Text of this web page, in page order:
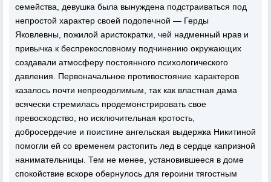
семейства, девушка была вынуждена подстраиваться под
непростой характер своей подопечной — Герды
Яковлевны, пожилой аристократки, чей надменный нрав и
привычка к беспрекословному подчинению окружающих
создавали атмосферу постоянного психологического
давления. Первоначальное противостояние характеров
казалось почти непреодолимым, так как властная дама
всячески стремилась продемонстрировать свое
превосходство, но исключительная кротость,
добросердечие и поистине ангельская выдержка Никитиной
помогли ей со временем растопить лед в сердце капризной
нанимательницы. Тем не менее, установившееся в доме
спокойствие вскоре обернулось для героини тягостным